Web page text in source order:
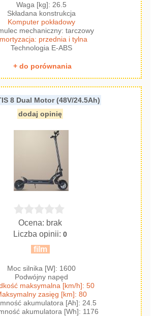
Waga [kg]: 26.5
Składana konstrukcja
Komputer pokładowy
mechaniczny: tarczowy
przednia i tylna
Technologia E-ABS
+ do porównania
8 Dual Motor (48V/24.5Ah)
dodaj opinię
Ocena: brak
Liczba opinii:0
film
Moc silnika [W]: 1600
Podwójny napęd
maksymalna [km/h]: 50
zasięg [km]: 80
akumulatora [Ah]: 24.5
akumulatora [Wh]: 1176